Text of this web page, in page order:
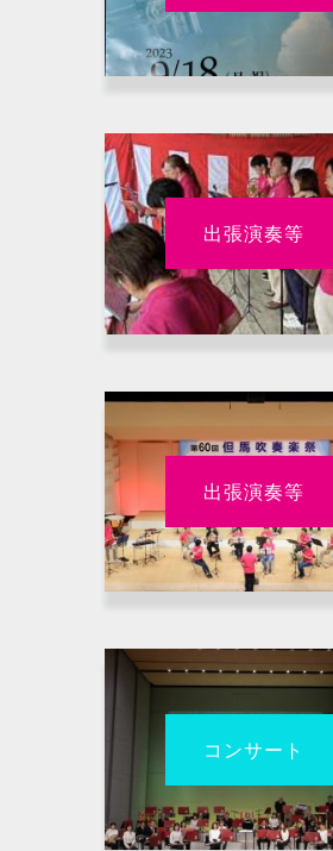
出張演奏等
出張演奏等
コンサート